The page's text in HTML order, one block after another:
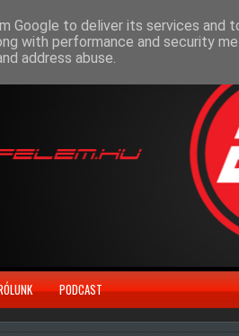
PODCAST
Google to deliver its services and
with performance and security
address abuse.